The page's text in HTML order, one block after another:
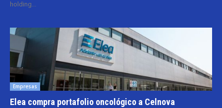
holding...
Empresas
Elea compra portafolio oncológico a Celnova